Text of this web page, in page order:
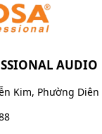
AUDIO
Kim, Phường